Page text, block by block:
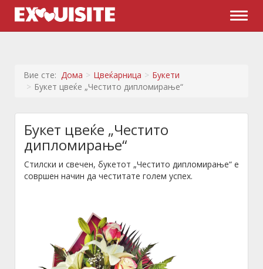
Вие сте: Дома Цвеќарница
Букети
Букет цвеќе „Честито дипломирање“
Букет цвеќе „Честито
дипломирање“
Стилски и свечен, букетот „Честито дипломирање“ е
совршен начин да честитате голем успех.